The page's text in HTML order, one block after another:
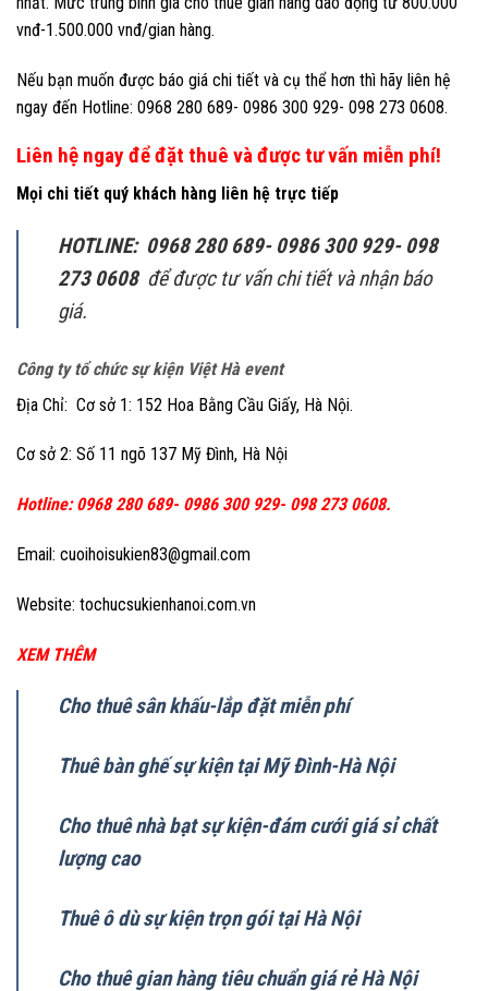
vnđ-1.500.000 vnđ/gian hàng.
Nếu bạn muốn được báo giá chi tiết và cụ thể hơn thì hãy liên hệ
ngay đến Hotline: 0968 280 689- 0986 300 929- 098 273 0608.
Liên hệ ngay để đặt thuê và được tư vấn miễn phí!
Mọi chi tiết quý khách hàng liên hệ trực tiếp
HOTLINE: 0968 280 689- 0986 300 929- 098
273 0608 để được tư vấn chi tiết và nhận báo
giá.
Công ty tổ chức sự kiện Việt Hà event
Địa Chỉ: Cơ sở 1: 152 Hoa Bằng Cầu Giấy, Hà Nội.
Cơ sở 2: Số 11 ngõ 137 Mỹ Đình, Hà Nội
Hotline: 0968 280 689- 0986 300 929- 098 273 0608.
Email: cuoihoisukien83@gmail.com
Website: tochucsukienhanoi.com.vn
XEM THÊM
Cho thuê sân khấu-lắp đặt miễn phí
Thuê bàn ghế sự kiện tại Mỹ Đình-Hà Nội
Cho thuê nhà bạt sự kiện-đám cưới giá sỉ chất
lượng cao
Thuê ô dù sự kiện trọn gói tại Hà Nội
Cho thuê gian hàng tiêu chuẩn giá rẻ Hà Nội